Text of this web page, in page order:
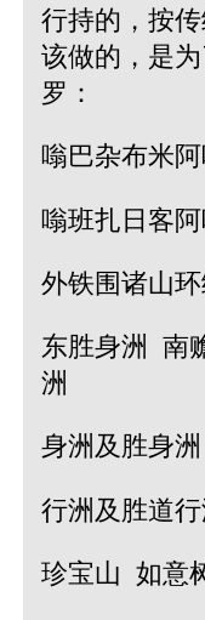
行持的，按
该做的，是
罗：
嗡巴杂布米
嗡班扎日客
外铁围诸山
东胜身洲 南
洲
身洲及胜身
行洲及胜道
珍宝山 如意